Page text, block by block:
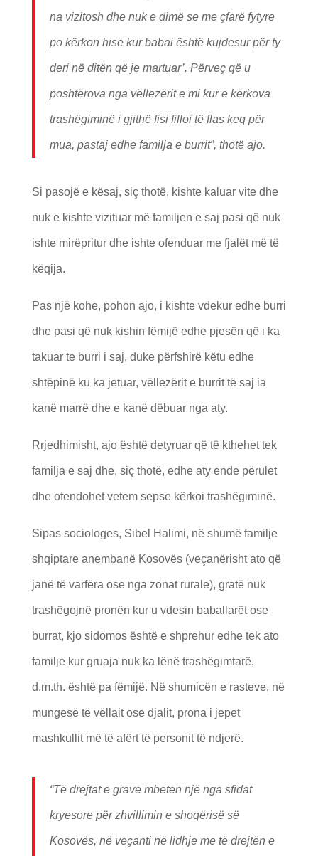
na vizitosh dhe nuk e dimë se me çfarë fytyre
po kërkon hise kur babai është kujdesur për ty
deri në ditën që je martuar’. Përveç që u
poshtërova nga vëllezërit e mi kur e kërkova
trashëgiminë i gjithë fisi filloi të flas keq për
mua, pastaj edhe familja e burrit”, thotë ajo.
Si pasojë e kësaj, siç thotë, kishte kaluar vite dhe
nuk e kishte vizituar më familjen e saj pasi që nuk
ishte mirëpritur dhe ishte ofenduar me fjalët më të
këqija.
Pas një kohe, pohon ajo, i kishte vdekur edhe burri
dhe pasi që nuk kishin fëmijë edhe pjesën që i ka
takuar te burri i saj, duke përfshirë këtu edhe
shtëpinë ku ka jetuar, vëllezërit e burrit të saj ia
kanë marrë dhe e kanë dëbuar nga aty.
Rrjedhimisht, ajo është detyruar që të kthehet tek
familja e saj dhe, siç thotë, edhe aty ende përulet
dhe ofendohet vetem sepse kërkoi trashëgiminë.
Sipas sociologes, Sibel Halimi, në shumë familje
shqiptare anembanë Kosovës (veçanërisht ato që
janë të varfëra ose nga zonat rurale), gratë nuk
trashëgojnë pronën kur u vdesin baballarët ose
burrat, kjo sidomos është e shprehur edhe tek ato
familje kur gruaja nuk ka lënë trashëgimtarë,
d.m.th. është pa fëmijë. Në shumicën e rasteve, në
mungesë të vëllait ose djalit, prona i jepet
mashkullit më të afërt të personit të ndjerë.
“Të drejtat e grave mbeten një nga sfidat
kryesore për zhvillimin e shoqërisë së
Kosovës, në veçanti në lidhje me të drejtën e